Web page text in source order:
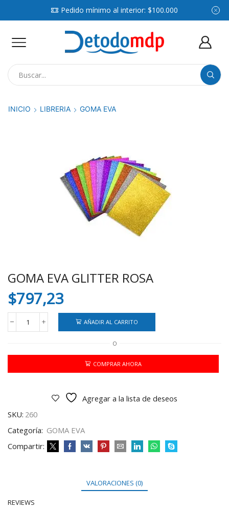
Pedido mínimo al interior: $100.000
INICIO LIBRERIA GOMA EVA
GOMA EVA GLITTER ROSA
$797,23
GOMA
EVA
ROSA
AÑADIR AL CARRITO
O
COMPRAR AHORA
Agregar a la lista de deseos
SKU: 260
Categoría: GOMA EVA
Compartir:
VALORACIONES (0)
REVIEWS